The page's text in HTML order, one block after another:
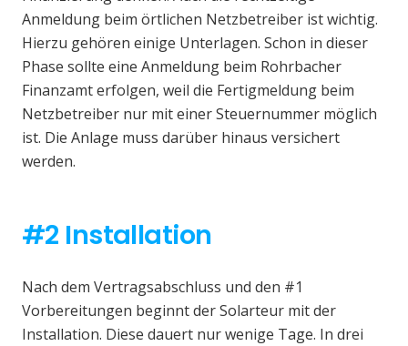
Anmeldung beim örtlichen Netzbetreiber ist wichtig.
Hierzu gehören einige Unterlagen. Schon in dieser
Phase sollte eine Anmeldung beim Rohrbacher
Finanzamt erfolgen, weil die Fertigmeldung beim
Netzbetreiber nur mit einer Steuernummer möglich
ist. Die Anlage muss darüber hinaus versichert
werden.
#2 Installation
Nach dem Vertragsabschluss und den #1
Vorbereitungen beginnt der Solarteur mit der
Installation. Diese dauert nur wenige Tage. In drei